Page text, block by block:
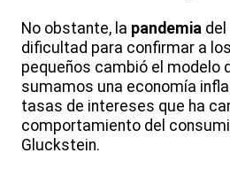
No obstante, la pandemia del
dificultad para confirmar a
pequeños cambió el modelo
sumamos una economía
tasas de intereses que ha
comportamiento del
Gluckstein.